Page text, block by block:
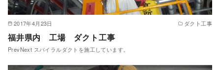
2017年4月23日 ダクト工事
福井県内 工場 ダクト工事
PrevNext スパイラルダクトを施工しています。